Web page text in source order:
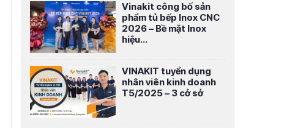
Vinakit công bố sản
phẩm tủ bếp Inox CNC
2026 – Bề mặt Inox
hiệu...
VINAKIT tuyển dụng
nhân viên kinh doanh
T5/2025 – 3 cở sở